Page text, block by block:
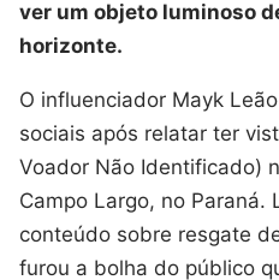
ver um objeto luminoso
horizonte.
O influenciador Mayk
sociais após relatar ter
Voador Não Identificado)
Campo Largo, no Paraná.
conteúdo sobre resgate
furou a bolha do público